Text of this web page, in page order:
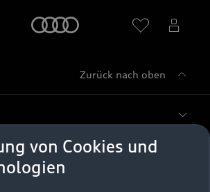
Zurück nach oben
von Cookies und